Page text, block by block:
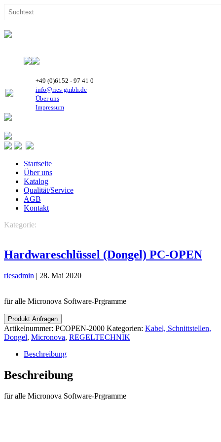
+49 (0)6152 - 97 41 0
info@ries-gmbh.de
Über uns
Impressum
Startseite
Über uns
Katalog
Qualität/Service
AGB
Kontakt
Kategorie:
Hardwareschlüssel (Dongel) PC-OPEN
riesadmin | 28. Mai 2020
für alle Micronova Software-Prgramme
Produkt Anfragen
Artikelnummer: PCOPEN-2000 Kategorien: Kabel, Schnittstellen,
Dongel, Micronova, REGELTECHNIK
Beschreibung
Beschreibung
für alle Micronova Software-Prgramme